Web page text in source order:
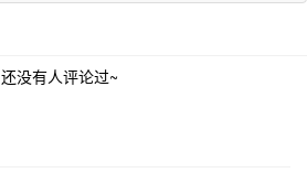
还没有人评论过~